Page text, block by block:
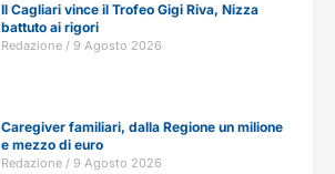
Il Cagliari vince il Trofeo Gigi Riva, Nizza
battuto ai rigori
Redazione 9 Agosto 2026
Caregiver familiari, dalla Regione un milione
e mezzo di euro
Redazione 9 Agosto 2026